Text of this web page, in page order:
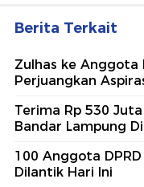
Berita Terkait
Zulhas ke Anggota
Perjuangkan
Terima Rp 530
Bandar Lampung
100 Anggota
Dilantik Hari Ini